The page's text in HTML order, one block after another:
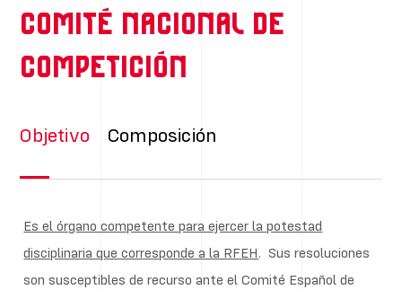
Comité Nacional de
Competición
Objetivo Composición
Es el órgano competente para ejercer la potestad
disciplinaria que corresponde a la RFEH. Sus resoluciones
son susceptibles de recurso ante el Comité Español de